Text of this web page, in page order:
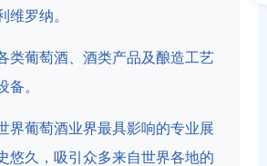
维罗纳。
类葡萄酒、酒类产品及酿造工艺
备。
界葡萄酒业界最具影响的专业展
悠久，吸引众多来自世界各地的